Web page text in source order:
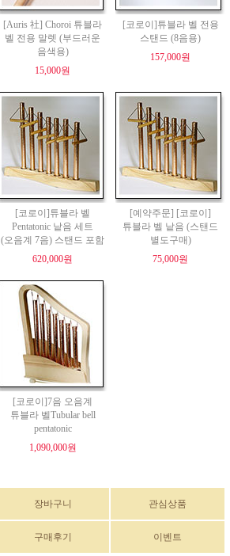
[Auris 社] Choroi 튜블라
벨 전용 말렛 (부드러운
음색용)
15,000원
[코로이]튜블라 벨 전용
스탠드 (8음용)
157,000원
[코로이]튜블라 벨
Pentatonic 낱음 세트
(오음계 7음) 스탠드 포함
620,000원
[예약주문] [코로이]
튜블라 벨 낱음 (스탠드
별도구매)
75,000원
[코로이]7음 오음계
튜블라 벨Tubular bell
pentatonic
1,090,000원
장바구니 관심상품
구매후기 이벤트